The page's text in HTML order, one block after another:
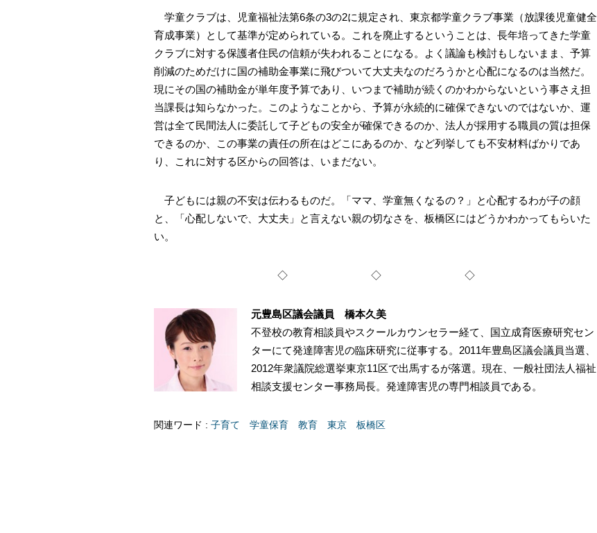
学童クラブは、児童福祉法第6条の3の2に規定され、東京都学童クラブ事業（放課後児童健全
育成事業）として基準が定められている。これを廃止するということは、長年培ってきた学童
クラブに対する保護者住民の信頼が失われることになる。よく議論も検討もしないまま、予算
削減のためだけに国の補助金事業に飛びついて大丈夫なのだろうかと心配になるのは当然だ。
現にその国の補助金が単年度予算であり、いつまで補助が続くのかわからないという事さえ担
当課長は知らなかった。このようなことから、予算が永続的に確保できないのではないか、運
営は全て民間法人に委託して子どもの安全が確保できるのか、法人が採用する職員の質は担保
できるのか、この事業の責任の所在はどこにあるのか、など列挙しても不安材料ばかりであ
り、これに対する区からの回答は、いまだない。
子どもには親の不安は伝わるものだ。「ママ、学童無くなるの？」と心配するわが子の顔
と、「心配しないで、大丈夫」と言えない親の切なさを、板橋区にはどうかわかってもらいた
い。
◇ ◇ ◇
元豊島区議会議員 橋本久美
不登校の教育相談員やスクールカウンセラー経て、国立成育医療研究セン
ターにて発達障害児の臨床研究に従事する。2011年豊島区議会議員当選、
2012年衆議院総選挙東京11区で出馬するが落選。現在、一般社団法人福祉
相談支援センター事務局長。発達障害児の専門相談員である。
関連ワード : 子育て 学童保育 教育 東京 板橋区